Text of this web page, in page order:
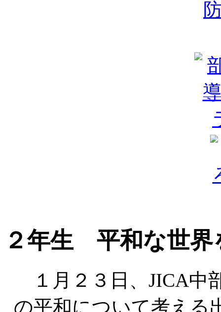
２年生 平和な世界
１月２３日、JICA中
の平和について考える